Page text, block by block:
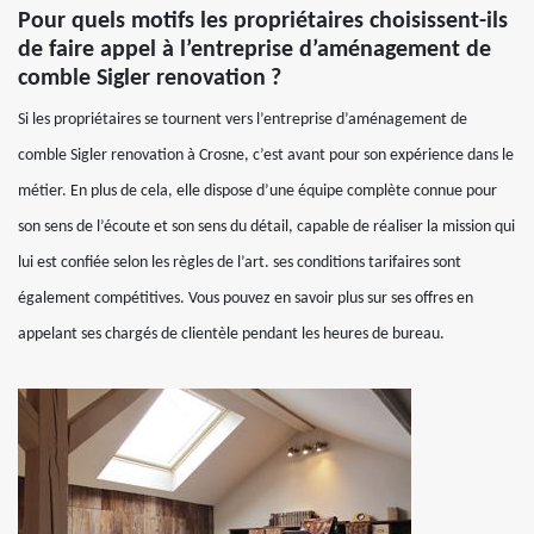
Pour quels motifs les propriétaires choisissent-ils
de faire appel à l’entreprise d’aménagement de
comble Sigler renovation ?
Si les propriétaires se tournent vers l’entreprise d’aménagement de
comble Sigler renovation à Crosne, c’est avant pour son expérience dans le
métier. En plus de cela, elle dispose d’une équipe complète connue pour
son sens de l’écoute et son sens du détail, capable de réaliser la mission qui
lui est confiée selon les règles de l’art. ses conditions tarifaires sont
également compétitives. Vous pouvez en savoir plus sur ses offres en
appelant ses chargés de clientèle pendant les heures de bureau.